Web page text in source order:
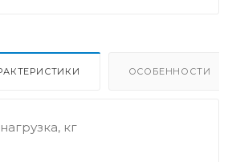
ОСОБЕННОСТИ
кг